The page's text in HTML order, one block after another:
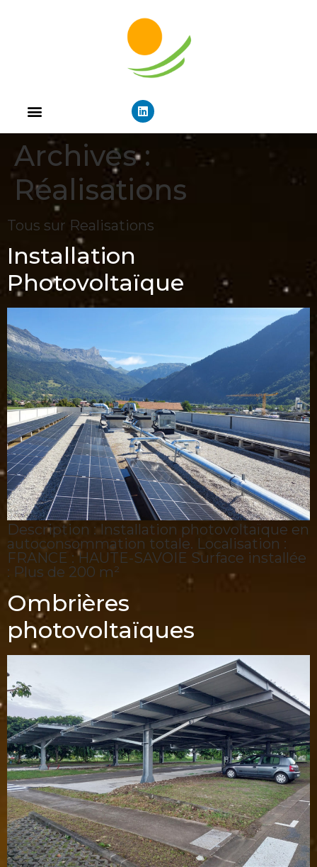
Archives :
Réalisations
Tous sur Realisations
Installation
Photovoltaïque
Description : Installation photovoltaïque en
autoconsommation totale. Localisation :
FRANCE : HAUTE-SAVOIE Surface installée
: Plus de 200 m²
Ombrières
photovoltaïques